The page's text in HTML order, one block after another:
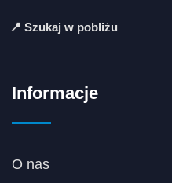
📍 Szukaj w pobliżu
Informacje
O nas